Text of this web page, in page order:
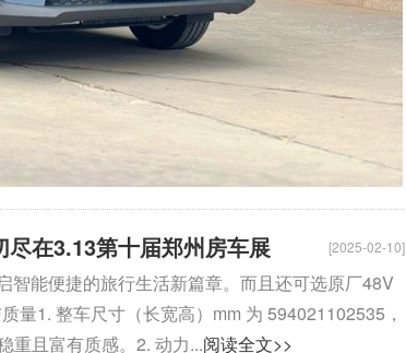
在3.13第十届郑州房车展 [2025-02-10]
智能便捷的旅行生活新篇章。而且还可选原厂48V
量1. 整车尺寸（长宽高）mm 为 594021102535，
重且富有质感。2. 动力...阅读全文>>